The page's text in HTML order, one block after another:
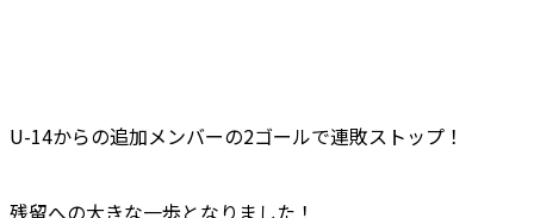
U-14からの追加メンバーの2ゴールで連敗ストップ！